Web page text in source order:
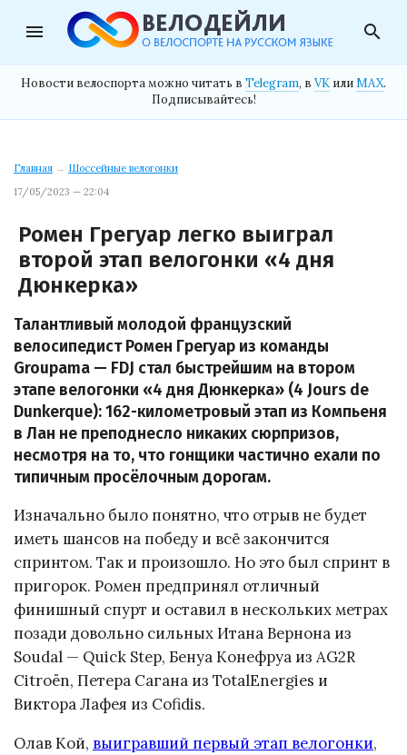
menu search
Новости велоспорта можно читать в Telegram, в VK илиMAX.
Подписывайтесь!
Главная → Шоссейные велогонки
17/05/2023 — 22:04
Ромен Грегуар легко выиграл
второй этап велогонки «4 дня
Дюнкерка»
Талантливый молодой французский
велосипедист Ромен Грегуар из команды
Groupama — FDJ стал быстрейшим на втором
этапе велогонки «4 дня Дюнкерка» (4 Jours de
Dunkerque): 162-километровый этап из Компьеня
в Лан не преподнесло никаких сюрпризов,
несмотря на то, что гонщики частично ехали по
типичным просёлочным дорогам.
Изначально было понятно, что отрыв не будет
иметь шансов на победу и всё закончится
спринтом. Так и произошло. Но это был спринт в
пригорок. Ромен предпринял отличный
финишный спурт и оставил в нескольких метрах
позади довольно сильных Итана Вернона из
Soudal — Quick Step, Бенуа Конефруа из AG2R
Citroën, Петера Сагана из TotalEnergies и
Виктора Лафея из Cofidis.
Олав Кой, выигравший первый этап велогонки,